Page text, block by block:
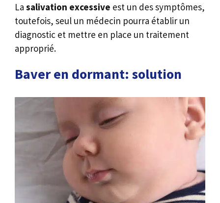
La salivation excessive est un des symptômes,
toutefois, seul un médecin pourra établir un
diagnostic et mettre en place un traitement
approprié.
Baver en dormant: solution